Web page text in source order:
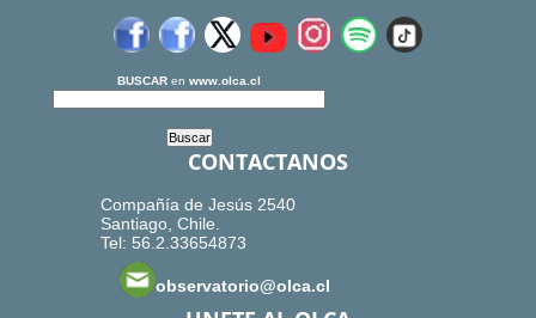
BUSCAR en www.olca.cl
CONTACTANOS
Compañía de Jesús 2540
Santiago, Chile.
Tel: 56.2.33654873
observatorio@olca.cl